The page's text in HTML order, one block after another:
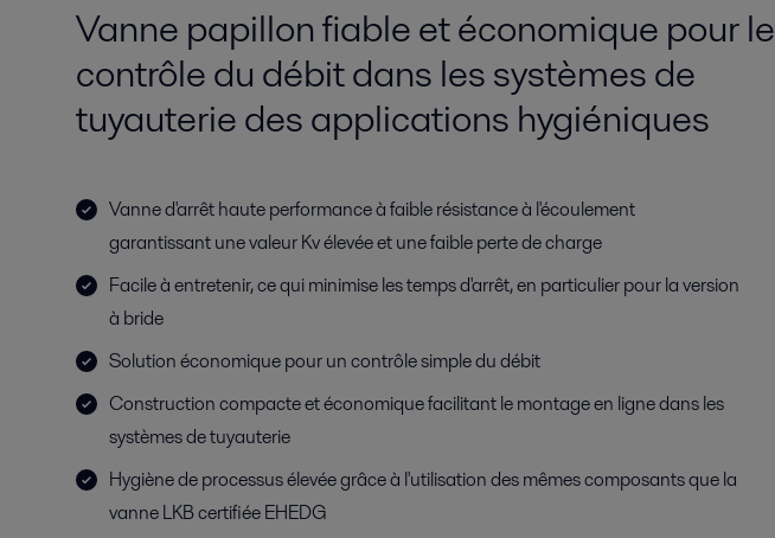
Vanne papillon fiable et économique pour le
contrôle du débit dans les systèmes de
tuyauterie des applications hygiéniques
Vanne d'arrêt haute performance à faible résistance à l'écoulement
garantissant une valeur Kv élevée et une faible perte de charge
Facile à entretenir, ce qui minimise les temps d'arrêt, en particulier pour la version
à bride
Solution économique pour un contrôle simple du débit
Construction compacte et économique facilitant le montage en ligne dans les
systèmes de tuyauterie
Hygiène de processus élevée grâce à l'utilisation des mêmes composants que la
vanne LKB certifiée EHEDG